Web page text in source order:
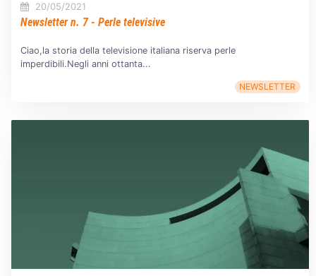
20/05/2021
Newsletter n. 7 - Perle televisive
Ciao,la storia della televisione italiana riserva perle
imperdibili.Negli anni ottanta...
NEWSLETTER